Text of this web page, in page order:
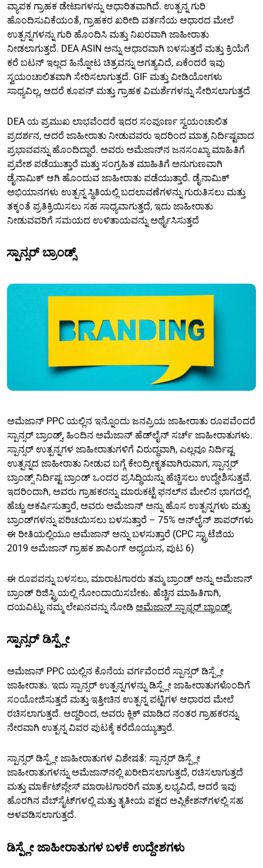
ವ್ಯಾಪಕ ಗ್ರಾಹಕ ಡೇಟಾಗಳನ್ನು ಆಧಾರಿತವಾಗಿದೆ. ಉತ್ಪನ್ನ ಗುರಿ
ಹೊಂದಿಸುವಿಕೆಯಂತೆ, ಗ್ರಾಹಕರ ಖರೀದಿ ವರ್ತನೆಯ ಆಧಾರದ ಮೇಲೆ
ಉತ್ಪನ್ನಗಳನ್ನು ಗುರಿ ಹೊಂದಿಸಿ ಮತ್ತು ನಿಖರವಾಗಿ ಜಾಹೀರಾತು
ನೀಡಲಾಗುತ್ತದೆ. DEA ASIN ಅನ್ನು ಆಧಾರವಾಗಿ ಬಳಸುತ್ತದೆ ಮತ್ತು ಕ್ರಿಯೆಗೆ
ಕರೆ ಬಟನ್ ಇಲ್ಲದ ಹಿನ್ನೋಟ ಚಿತ್ರವನ್ನು ಅಗತ್ಯವಿದೆ, ಏಕೆಂದರೆ ಇವು
ಸ್ವಯಂಚಾಲಿತವಾಗಿ ಸೇರಿಸಲಾಗುತ್ತದೆ. GIF ಮತ್ತು ವೀಡಿಯೋಗಳು
ಸಾಧ್ಯವಿಲ್ಲ, ಆದರೆ ಕೂಪನ್ ಮತ್ತು ಗ್ರಾಹಕ ವಿಮರ್ಶೆಗಳನ್ನು ಸೇರಿಸಲಾಗುತ್ತದೆ
DEA ಯ ಪ್ರಮುಖ ಲಾಭವೆಂದರೆ ಇದರ ಸಂಪೂರ್ಣ ಸ್ವಯಂಚಾಲಿತ
ಪ್ರದರ್ಶನ, ಆದರೆ ಜಾಹೀರಾತು ನೀಡುವವರು ಇದರಿಂದ ಮಾತ್ರ ನಿರ್ದಿಷ್ಟವಾದ
ಪ್ರಭಾವವನ್ನು ಹೊಂದಿದ್ದಾರೆ. ಅವರು ಅಮೆಜಾನ್‌ನ ಜನಸಂಖ್ಯಾ ಮಾಹಿತಿಗೆ
ಪ್ರವೇಶ ಪಡೆಯುತ್ತಾರೆ ಮತ್ತು ಸಂಗ್ರಹಿತ ಮಾಹಿತಿಗೆ ಅನುಗುಣವಾಗಿ
ಡೈನಾಮಿಕ್ ಆಗಿ ಹೊಂದುವ ಜಾಹೀರಾತು ಪಡೆಯುತ್ತಾರೆ. ಡೈನಾಮಿಕ್
ಅಭಿಯಾನಗಳು ಉತ್ಪನ್ನ ಸ್ಥಿತಿಯಲ್ಲಿ ಬದಲಾವಣೆಗಳನ್ನು ಗುರುತಿಸಲು ಮತ್ತು
ತಕ್ಕಂತೆ ಪ್ರತಿಕ್ರಿಯಿಸಲು ಸಹ ಸಾಧ್ಯವಾಗುತ್ತದೆ, ಇದು ಜಾಹೀರಾತು
ನೀಡುವವರಿಗೆ ಸಮಯದ ಉಳಿತಾಯವನ್ನು ಅರ್ಥೈಸಿಸುತ್ತದೆ
ಸ್ಪಾನ್ಸರ್ ಬ್ರಾಂಡ್ಸ್
ಅಮೆಜಾನ್ PPC ಯಲ್ಲಿನ ಇನ್ನೊಂದು ಜನಪ್ರಿಯ ಜಾಹೀರಾತು ರೂಪವೆಂದರೆ
ಸ್ಪಾನ್ಸರ್ ಬ್ರಾಂಡ್ಸ್, ಹಿಂದಿನ ಅಮೆಜಾನ್ ಹೆಡ್‌ಲೈನ್ ಸರ್ಚ್ ಜಾಹೀರಾತುಗಳು.
ಸ್ಪಾನ್ಸರ್ ಉತ್ಪನ್ನಗಳ ಜಾಹೀರಾತುಗಳಿಗೆ ವಿರುದ್ಧವಾಗಿ, ಎಲ್ಲವೂ ನಿರ್ದಿಷ್ಟ
ಉತ್ಪನ್ನದ ಜಾಹೀರಾತು ನೀಡುವ ಬಗ್ಗೆ ಕೇಂದ್ರೀಕೃತವಾಗಿರುವಾಗ, ಸ್ಪಾನ್ಸರ್
ಬ್ರಾಂಡ್ಸ್ ನಿರ್ದಿಷ್ಟ ಬ್ರಾಂಡ್‌ ಒಂದರ ಪ್ರಸಿದ್ಧಿಯನ್ನು ಹೆಚ್ಚಿಸಲು ಉದ್ದೇಶಿಸುತ್ತವೆ.
ಇದರಿಂದಾಗಿ, ಅವರು ಗ್ರಾಹಕರನ್ನು ಮಾರುಕಟ್ಟೆ ಫನಲ್‌ನ ಮೇಲಿನ ಭಾಗದಲ್ಲಿ
ಹೆಚ್ಚು ಆಕರ್ಷಿಸುತ್ತಾರೆ, ಅವರು ಅಮೆಜಾನ್ ಅನ್ನು ಹೊಸ ಉತ್ಪನ್ನಗಳು ಮತ್ತು
ಬ್ರಾಂಡ್‌ಗಳನ್ನು ಪರಿಚಯಿಸಲು ಬಳಸುತ್ತಾರೆ – 75% ಆನ್‌ಲೈನ್ ಶಾಪರ್‌ಗಳು
ಈ ರೀತಿಯಲ್ಲಿಯೂ ಅಮೆಜಾನ್ ಅನ್ನು ಬಳಸುತ್ತಾರೆ (CPC ಸ್ಟ್ರಾಟೆಜಿಯ
2019 ಅಮೆಜಾನ್ ಗ್ರಾಹಕ ಶಾಪಿಂಗ್ ಅಧ್ಯಯನ, ಪುಟ 6)
ಈ ರೂಪವನ್ನು ಬಳಸಲು, ಮಾರಾಟಗಾರರು ತಮ್ಮ ಬ್ರಾಂಡ್ ಅನ್ನು ಅಮೆಜಾನ್
ಬ್ರಾಂಡ್ ರಿಜಿಸ್ಟ್ರಿಯಲ್ಲಿ ನೋಂದಾಯಿಸಬೇಕು. ಹೆಚ್ಚಿನ ಮಾಹಿತಿಗಾಗಿ,
ದಯವಿಟ್ಟು ನಮ್ಮ ಲೇಖನವನ್ನು ನೋಡಿ ಅಮೆಜಾನ್ ಸ್ಪಾನ್ಸರ್ ಬ್ರಾಂಡ್ಸ್.
ಸ್ಪಾನ್ಸರ್ ಡಿಸ್ಪ್ಲೇ
ಅಮೆಜಾನ್ PPC ಯಲ್ಲಿನ ಕೊನೆಯ ವರ್ಗವೆಂದರೆ ಸ್ಪಾನ್ಸರ್ ಡಿಸ್ಪ್ಲೇ
ಜಾಹೀರಾತು. ಇದು ಸ್ಪಾನ್ಸರ್ ಉತ್ಪನ್ನಗಳನ್ನು ಡಿಸ್ಪ್ಲೇ ಜಾಹೀರಾತುಗಳೊಂದಿಗೆ
ಸಂಯೋಜಿಸುತ್ತದೆ ಮತ್ತು ಇತ್ತೀಚಿನ ಉತ್ಪನ್ನ ಪಟ್ಟಿಗಳ ಆಧಾರದ ಮೇಲೆ
ರಚಿಸಲಾಗುತ್ತದೆ. ಆದ್ದರಿಂದ, ಅವರು ಕ್ಲಿಕ್ ಮಾಡಿದ ನಂತರ ಗ್ರಾಹಕರನ್ನು
ನೇರವಾಗಿ ಉತ್ಪನ್ನ ವಿವರ ಪುಟಕ್ಕೆ ಕರೆದೊಯ್ಯುತ್ತಾರೆ.
ಸ್ಪಾನ್ಸರ್ ಡಿಸ್ಪ್ಲೇ ಜಾಹೀರಾತುಗಳ ವಿಶೇಷತೆ: ಸ್ಪಾನ್ಸರ್ ಡಿಸ್ಪ್ಲೇ
ಜಾಹೀರಾತುಗಳನ್ನು ಅಮೆಜಾನ್‌ನಲ್ಲಿ ಖರೀದಿಸಲಾಗುತ್ತದೆ, ರಚಿಸಲಾಗುತ್ತದೆ
ಮತ್ತು ಮಾರ್ಕೆಟ್‌ಪ್ಲೇಸ್ ಮಾರಾಟಗಾರರಿಗೆ ಮಾತ್ರ ಲಭ್ಯವಿದೆ, ಆದರೆ ಇವು
ಹೊರಗಿನ ವೆಬ್‌ಸೈಟ್‌ಗಳಲ್ಲಿ ಮತ್ತು ತೃತೀಯ ಪಕ್ಷದ ಅಪ್ಲಿಕೇಶನ್‌ಗಳಲ್ಲಿ ಸಹ
ಅಳವಡಿಸಲಾಗುತ್ತದೆ.
ಡಿಸ್ಪ್ಲೇ ಜಾಹೀರಾತುಗಳ ಬಳಕೆ ಉದ್ದೇಶಗಳು